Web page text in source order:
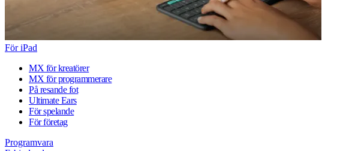
För iPad
MX för kreatörer
MX för programmerare
På resande fot
Ultimate Ears
För spelande
För företag
Programvara